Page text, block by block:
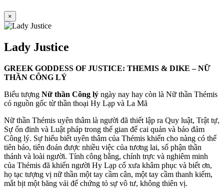
×
Lady Justice
GREEK GODDESS OF JUSTICE: THEMIS & DIKE – NỮ
THẦN CÔNG LÝ
Biểu tượng Nữ thần Công lý ngày nay hay còn là Nữ thần Thémis
có nguồn gốc từ thần thoại Hy Lạp và La Mã
Nữ thần Thémis uyên thâm là người đã thiết lập ra Quy luật, Trật tự,
Sự ổn đinh và Luật pháp trong thế gian để cai quản và bảo đảm
Công lý. Sự hiểu biết uyên thâm của Thémis khiến cho nàng có thể
tiên báo, tiên đoán được nhiều việc của tương lai, số phận thần
thánh và loài người. Tính công bằng, chính trực và nghiêm minh
của Thémis đã khiến người Hy Lạp cổ xưa khâm phục và biết ơn,
họ tạc tượng vị nữ thần một tay cầm cân, một tay cầm thanh kiếm,
mắt bịt một băng vải để chứng tỏ sự vô tư, không thiên vị.